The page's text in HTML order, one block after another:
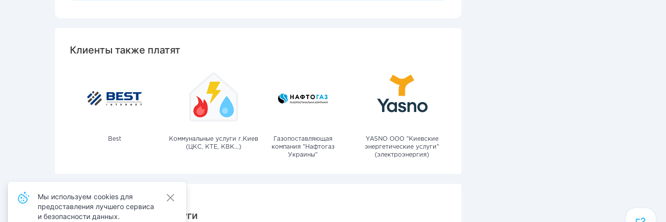
Клиенты также платят
Best
Коммунальные услуги г.Киев
(ЦКС, КТЕ, КВК...)
Газопоставляющая
компания "Нафтогаз
Украины"
YASNO OOO "Киевские
энергетические услуги"
(электроэнергия)
Также оплачивают услуги
Мы используем cookies для
предоставления лучшего сервиса
и безопасности данных.